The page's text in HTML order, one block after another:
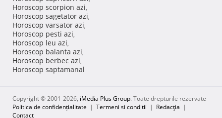
Horoscop scorpion azi,
Horoscop sagetator azi,
Horoscop varsator azi,
Horoscop pesti azi,
Horoscop leu azi,
Horoscop balanta azi,
Horoscop berbec azi,
Horoscop saptamanal
Copyright © 2001-2026, iMedia Plus Group. Toate drepturile rezervate
Politica de confidențialitate | Termeni si conditii | Redacţia |
Contact